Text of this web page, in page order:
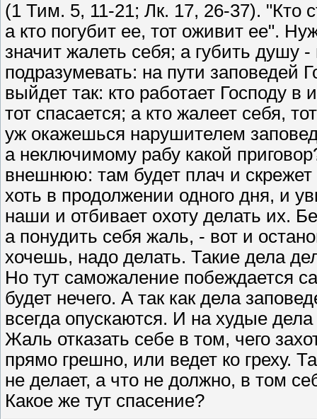
(1 Тим. 5, 11-21; Лк. 17, 26-37). "Кто
а кто погубит ее, тот оживит ее".
значит жалеть себя; а губить душу
подразумевать: на пути заповедей
выйдет так: кто работает Господу
тот спасается; а кто жалеет себя,
уж окажешься нарушителем
а неключимому рабу какой
внешнюю: там будет плач и
хоть в продолжении одного дня, и
наши и отбивает охоту делать их.
а понудить себя жаль, - вот и
хочешь, надо делать. Такие дела
Но тут саможаление побеждается
будет нечего. А так как дела
всегда опускаются. И на худые
Жаль отказать себе в том, чего
прямо грешно, или ведет ко греху.
не делает, а что не должно, в том
Какое же тут спасение?